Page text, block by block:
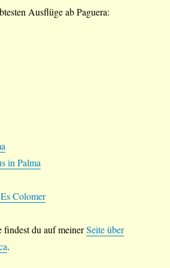
Ausflüge ab Paguera:
in Palma
Colomer
findest du auf meinerSeite über
.